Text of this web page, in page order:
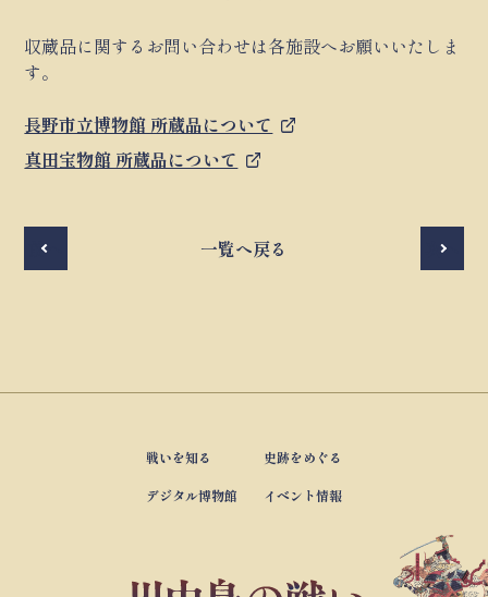
収蔵品に関するお問い合わせは各施設へお願いいたしま
す。
長野市立博物館 所蔵品について
真田宝物館 所蔵品について
前へ 一覧へ戻る 次へ
戦いを知る 史跡をめぐる
デジタル博物館 イベント情報